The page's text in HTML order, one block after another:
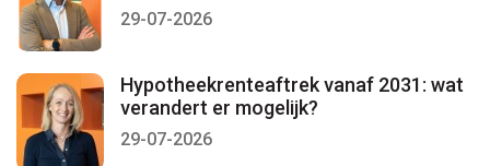
29-07-2026
Hypotheekrenteaftrek vanaf 2031: wat
verandert er mogelijk?
29-07-2026